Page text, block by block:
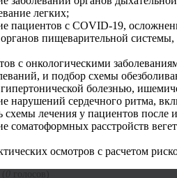
легких;
пациентов с COVID-19,
органов пищеварительной
с онкологическими
и подбор схемы
болезнью,
нарушений сердечного ритма,
схемы лечения у пациентов
соматоформных расстройств
осмотров с расчетом